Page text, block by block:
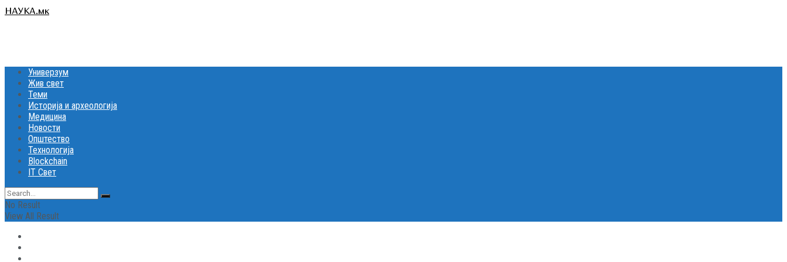
НАУКА.мк
Универзум
Жив свет
Теми
Историја и археологија
Медицина
Новости
Општество
Технологија
Blockchain
IT Свет
No Result
View All Result